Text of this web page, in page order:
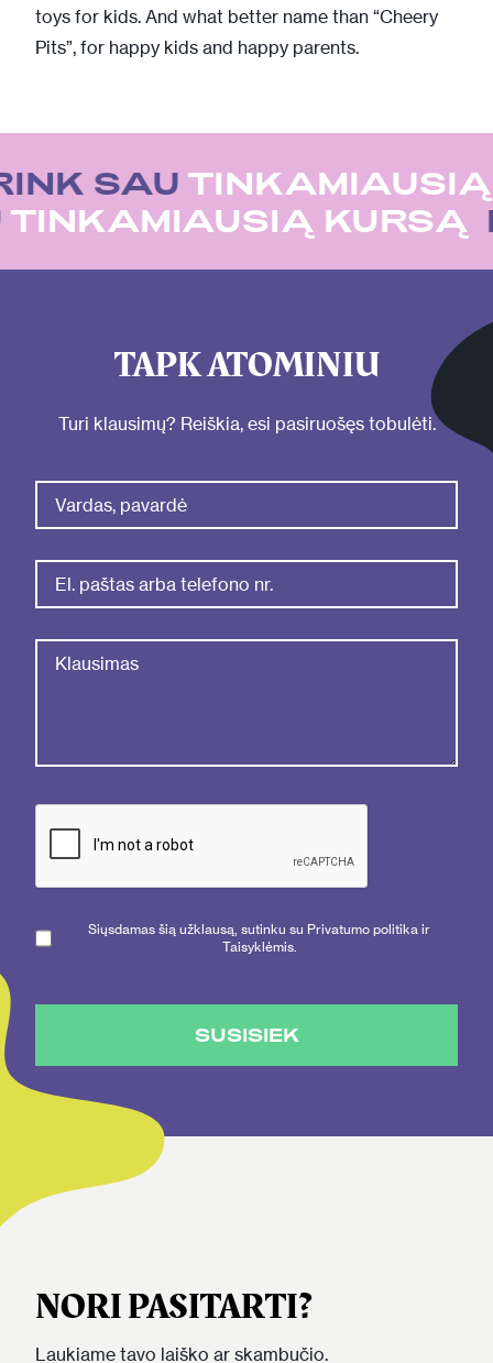
toys for kids. And what better name than “Cheery
Pits”, for happy kids and happy parents.
SAUTINKAMIAUSIĄ
TINKAMIAUSIĄ KURSĄ
TAPK ATOMINIU
Turi klausimų? Reiškia, esi pasiruošęs tobulėti.
Siųsdamas šią užklausą, sutinku su Privatumo politika ir
Taisyklėmis.
SUSISIEK
NORI PASITARTI?
Laukiame tavo laiško ar skambučio.